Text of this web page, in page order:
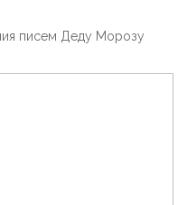
писем Деду Морозу